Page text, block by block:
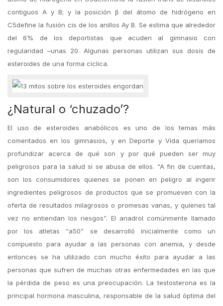
contiguos A y B; y la posición β del átomo de hidrógeno en
C5define la fusión cis de los anillos Ay B. Se estima que alrededor
del 6% de los deportistas que acuden al gimnasio con
regularidad –unas 20. Algunas personas utilizan sus dosis de
esteroides de una forma cíclica.
¿Natural o ‘chuzado’?
El uso de esteroides anabólicos es uno de los temas más
comentados en los gimnasios, y en Deporte y Vida queríamos
profundizar acerca de qué son y por qué pueden ser muy
peligrosos para la salud si se abusa de ellos. “A fin de cuentas,
son los consumidores quienes se ponen en peligro al ingerir
ingredientes peligrosos de productos que se promueven con la
oferta de resultados milagrosos o promesas vanas, y quienes tal
vez no entiendan los riesgos”. El anadrol comúnmente llamado
por los atletas “a50” se desarrolló inicialmente como un
compuesto para ayudar a las personas con anemia, y desde
entonces se ha utilizado con mucho éxito para ayudar a las
personas que sufren de muchas otras enfermedades en las que
la pérdida de peso es una preocupación. La testosterona es la
principal hormona masculina, responsable de la salud óptima del